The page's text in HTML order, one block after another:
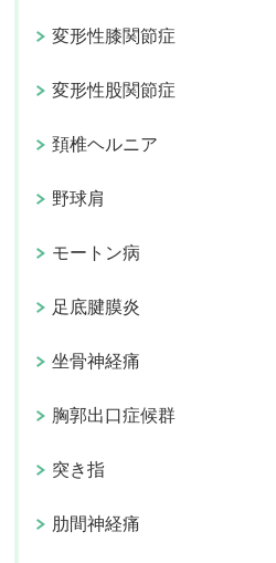
変形性膝関節症
変形性股関節症
頚椎ヘルニア
野球肩
モートン病
足底腱膜炎
坐骨神経痛
胸郭出口症候群
突き指
肋間神経痛